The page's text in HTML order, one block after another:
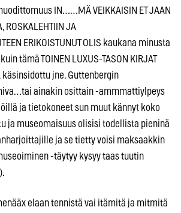
IN……MÄ VEIKKAISIN ET JAAN
ROSKALEHTIIN JA
ERIKOISTUNUT OLIS kaukana minusta
tämä TOINEN LUXUS-TASON KIRJAT
käsinsidottu jne. Guttenbergin
ainakin osittain -ammmattiylpeys
ja tietokoneet sun muut kännyt koko
ja museomaisuus olisisi todellista pieninä
ja se tietty voisi maksaakkin
-täytyy kysyy taas tuutin
elaan tennistä vai itämitä ja mitmitä